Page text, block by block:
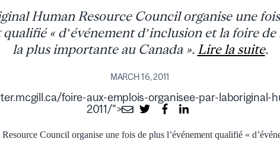
Human Resource Council organise une
qualifié « d’événement d’inclusion et la foire
la plus importante au Canada ». Lire la suite.
MARCH 16, 2011
foire-aux-emplois-organisee-par-
2011/">
Council organise une fois de plus l’événement qualifié «